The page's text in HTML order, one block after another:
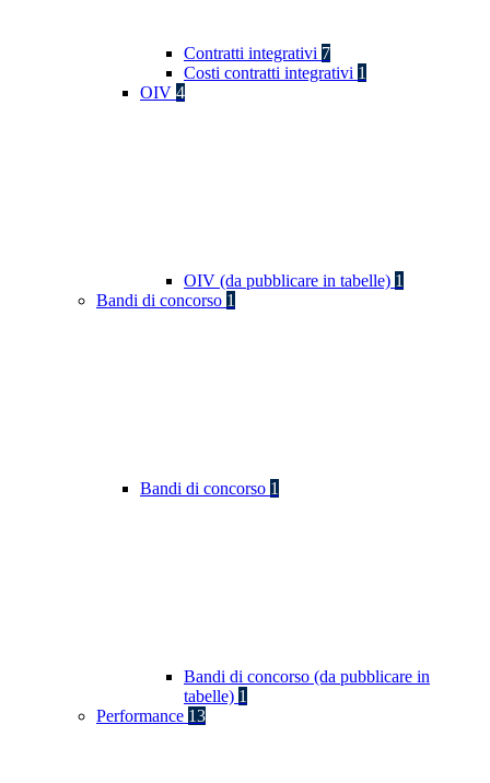
Contratti integrativi 7
Costi contratti integrativi 1
OIV 4
OIV (da pubblicare in tabelle) 1
Bandi di concorso 1
Bandi di concorso 1
Bandi di concorso (da pubblicare in
tabelle) 1
Performance 13